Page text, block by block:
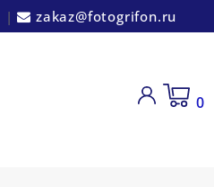
| zakaz@fotogrifon.ru
0